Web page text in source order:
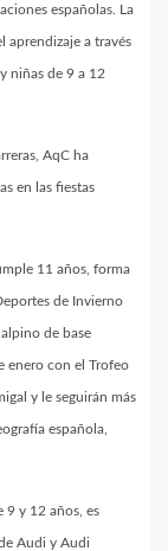
españolas. La
aprendizaje a través
niñas de 9 a 12
AqC ha
en las fiestas
11 años, forma
de Invierno
de base
enero con el Trofeo
y le seguirán más
española,
9 y 12 años, es
Audi y Audi